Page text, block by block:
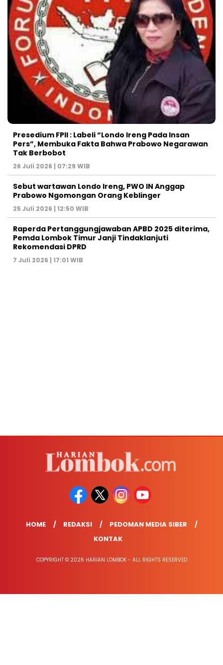
Presedium FPII : Labeli “Londo Ireng Pada Insan
Pers”, Membuka Fakta Bahwa Prabowo Negarawan
Tak Berbobot
26 Juli 2026 | 07:29 WIB
Sebut wartawan Londo Ireng, PWO IN Anggap
Prabowo Ngomongan Orang Keblinger
25 Juli 2026 | 12:50 WIB
Raperda Pertanggungjawaban APBD 2025 diterima,
Pemda Lombok Timur Janji Tindaklanjuti
Rekomendasi DPRD
7 Juli 2026 | 17:01 WIB
HOME REDAKSI
PEDOMAN MEDIA SIBER
KONTAK
COPYRIGHT © 2026 HARIAN LOMBOK - ALL RIGHTS RESERVED